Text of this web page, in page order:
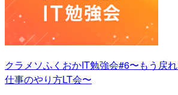
クラメソふくおかIT勉強会#6〜もう戻
仕事のやり方LT会〜